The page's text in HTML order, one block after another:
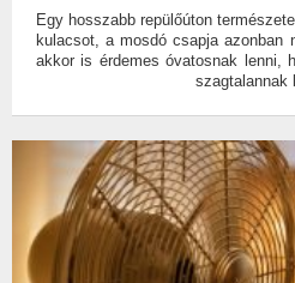
Egy hosszabb repülőúton
kulacsot, a mosdó csapja azonban
akkor is érdemes óvatosnak lenni,
szagtalannak